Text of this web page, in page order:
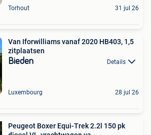
Torhout 31 jul 26
Van Iforwilliams vanaf 2020 HB403, 1,5
zitplaatsen
Bieden Details
Luxembourg 28 jul 26
Peugeot Boxer Equi-Trek 2.2l 150 pk